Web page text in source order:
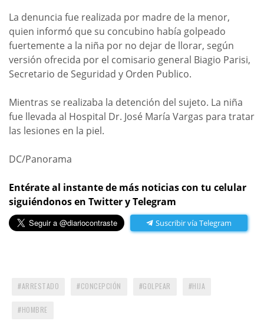
La denuncia fue realizada por madre de la menor,
quien informó que su concubino había golpeado
fuertemente a la niña por no dejar de llorar, según
versión ofrecida por el comisario general Biagio Parisi,
Secretario de Seguridad y Orden Publico.
Mientras se realizaba la detención del sujeto. La niña
fue llevada al Hospital Dr. José María Vargas para tratar
las lesiones en la piel.
DC/Panorama
Entérate al instante de más noticias con tu celular
siguiéndonos en Twitter y Telegram
Suscribir vía Telegram
ARRESTADO CONCEPCIÓN GOLPEAR HIJA
HOMBRE